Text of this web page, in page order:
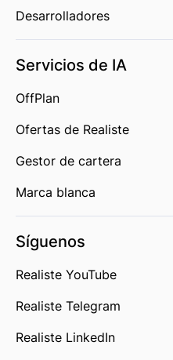
Desarrolladores
Servicios de IA
OffPlan
Ofertas de Realiste
Gestor de cartera
Marca blanca
Síguenos
Realiste YouTube
Realiste Telegram
Realiste LinkedIn